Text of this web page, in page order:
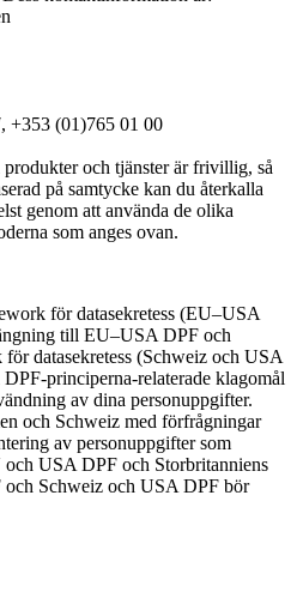
+353 (01)765 01 00
och tjänster är frivillig, så
på samtycke kan du återkalla
genom att använda de olika
som anges ovan.
för datasekretess (EU–USA
till EU–USA DPF och
datasekretess (Schweiz och USA
principerna-relaterade klagomål
av dina personuppgifter.
och Schweiz med förfrågningar
av personuppgifter som
USA DPF och Storbritanniens
Schweiz och USA DPF bör